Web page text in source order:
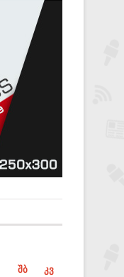
შბ
კვ